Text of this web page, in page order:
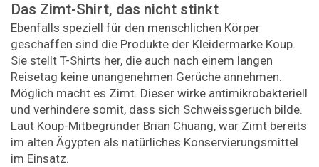
Das Zimt-Shirt, das nicht stinkt
Ebenfalls speziell für den menschlichen Körper
geschaffen sind die Produkte der Kleidermarke Koup.
Sie stellt T-Shirts her, die auch nach einem langen
Reisetag keine unangenehmen Gerüche annehmen.
Möglich macht es Zimt. Dieser wirke antimikrobakteriell
und verhindere somit, dass sich Schweissgeruch bilde.
Laut Koup-Mitbegründer Brian Chuang, war Zimt bereits
im alten Ägypten als natürliches Konservierungsmittel
im Einsatz.